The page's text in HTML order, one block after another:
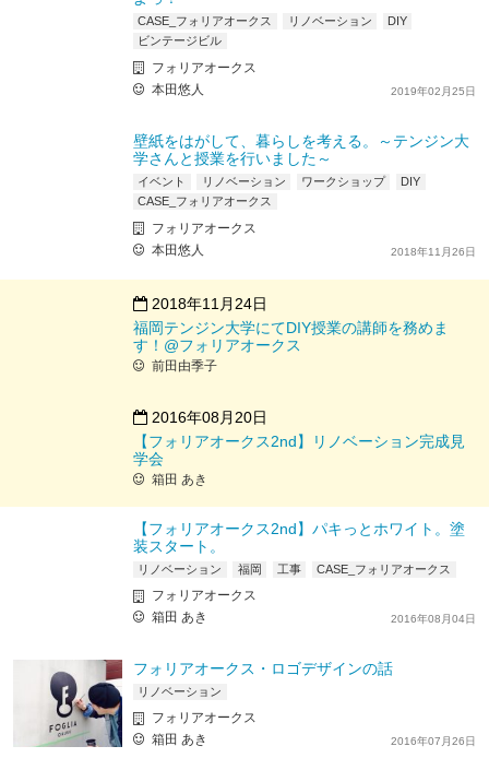
CASE_フォリアオークス リノベーション
DIY
ビンテージビル
フォリアオークス
本田悠人
2019年02月25日
壁紙をはがして、暮らしを考える。～テンジン大
学さんと授業を行いました～
イベント リノベーション ワークショップ
DIY
CASE_フォリアオークス
フォリアオークス
本田悠人
2018年11月26日
2018年11月24日
福岡テンジン大学にてDIY授業の講師を務めま
す！@フォリアオークス
前田由季子
2016年08月20日
【フォリアオークス2nd】リノベーション完成見
学会
箱田 あき
【フォリアオークス2nd】パキっとホワイト。塗
装スタート。
リノベーション 福岡 工事 CASE_フォリアオークス
フォリアオークス
箱田 あき
2016年08月04日
フォリアオークス・ロゴデザインの話
リノベーション
フォリアオークス
箱田 あき
2016年07月26日